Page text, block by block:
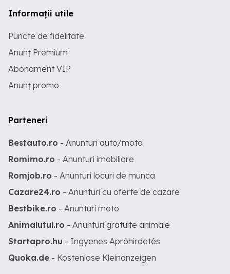
Informații utile
Puncte de fidelitate
Anunț Premium
Abonament VIP
Anunț promo
Parteneri
Bestauto.ro - Anunturi auto/moto
Romimo.ro - Anunturi imobiliare
Romjob.ro - Anunturi locuri de munca
Cazare24.ro - Anunturi cu oferte de cazare
Bestbike.ro - Anunturi moto
Animalutul.ro - Anunturi gratuite animale
Startapro.hu - Ingyenes Apróhirdetés
Quoka.de - Kostenlose Kleinanzeigen